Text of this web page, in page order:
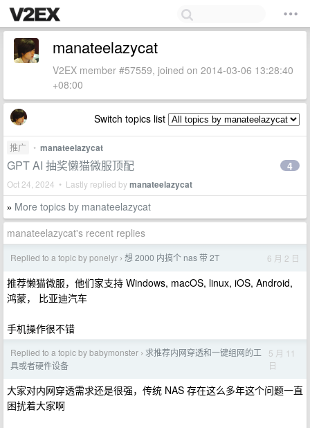
manateelazycat
V2EX member #57559, joined on 2014-03-06 13:28:40
+08:00
Switch topics list
推广 • manateelazycat
GPT AI 抽奖懒猫微服顶配
Oct 24, 2024 • Lastly replied bymanateelazycat
4
» More topics by manateelazycat
manateelazycat's recent replies
Replied to a topic by ponelyr › 想 2000 内搞个 nas 带 2T 6 月 2 日
推荐懒猫微服，他们家支持 Windows, macOS, linux, iOS, Android,
鸿蒙， 比亚迪汽车
手机操作很不错
Replied to a topic by babymonster › 求推荐内网穿透和一键组网的工
具或者硬件设备
5 月 11
日
大家对内网穿透需求还是很强，传统 NAS 存在这么多年这个问题一直
困扰着大家啊